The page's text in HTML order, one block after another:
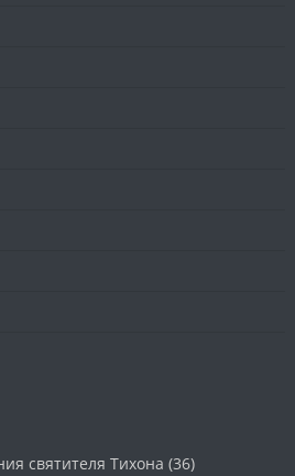
святителя Тихона (36)